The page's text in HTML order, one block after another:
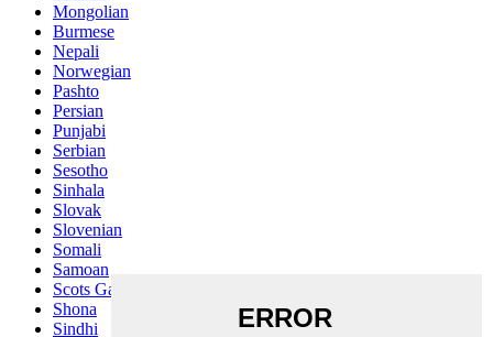
Mongolian
Burmese
Nepali
Norwegian
Pashto
Persian
Punjabi
Serbian
Sesotho
Sinhala
Slovak
Slovenian
Somali
Samoan
Scots Gaelic
Shona
Sindhi